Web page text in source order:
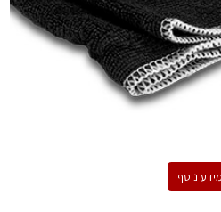
מידע נוסף